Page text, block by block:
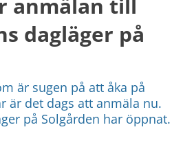
dagläger på
är sugen på att åka på
är det dags att anmäla nu.
på Solgården har öppnat.